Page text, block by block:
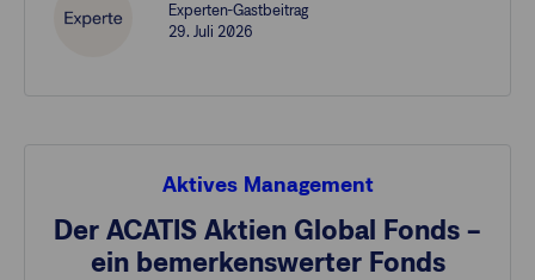
Experten-Gastbeitrag
29. Juli 2026
Aktives Management
Der ACATIS Aktien Global Fonds –
ein bemerkenswerter Fonds